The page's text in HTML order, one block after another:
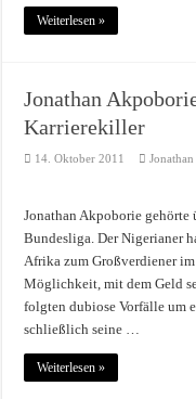
Weiterlesen »
Jonathan
Karrierekiller
14. Oktober 2011
Jonathan Akpoborie gehörte
Bundesliga. Der Nigerianer
Afrika zum Großverdiener
Möglichkeit, mit dem Geld
folgten dubiose Vorfälle um
schließlich seine …
Weiterlesen »